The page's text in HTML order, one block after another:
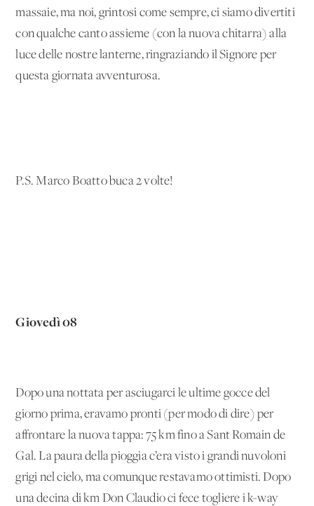
massaie, ma noi, grintosi come sempre, ci siamo divertiti
con qualche canto assieme (con la nuova chitarra) alla
luce delle nostre lanterne, ringraziando il Signore per
questa giornata avventurosa.
P.S. Marco Boatto buca 2 volte!
Giovedì 08
Dopo una nottata per asciugarci le ultime gocce del
giorno prima, eravamo pronti (per modo di dire) per
affrontare la nuova tappa: 75 km fino a Sant Romain de
Gal. La paura della pioggia c’era visto i grandi nuvoloni
grigi nel cielo, ma comunque restavamo ottimisti. Dopo
una decina di km Don Claudio ci fece togliere i k-way